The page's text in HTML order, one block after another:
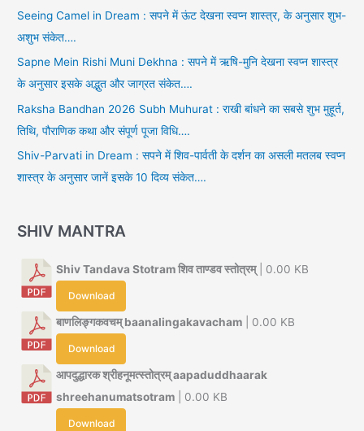
Seeing Camel in Dream : सपने में ऊंट देखना स्वप्न शास्त्र, के अनुसार शुभ-
अशुभ संकेत….
Sapne Mein Rishi Muni Dekhna : सपने में ऋषि-मुनि देखना स्वप्न शास्त्र
के अनुसार इसके अद्भुत और जाग्रत संकेत….
Raksha Bandhan 2026 Subh Muhurat : राखी बांधने का सबसे शुभ मुहूर्त,
तिथि, पौराणिक कथा और संपूर्ण पूजा विधि….
Shiv-Parvati in Dream : सपने में शिव-पार्वती के दर्शन का असली मतलब स्वप्न
शास्त्र के अनुसार जानें इसके 10 दिव्य संकेत….
SHIV MANTRA
Shiv Tandava Stotram शिव ताण्डव स्तोत्रम्| 0.00 KB
Download
बाणलिङ्गकवचम् baanalingakavacham | 0.00 KB
Download
आपदुद्धारक श्रीहनूमत्स्तोत्रम् aapaduddhaarak
shreehanumatsotram | 0.00 KB
Download